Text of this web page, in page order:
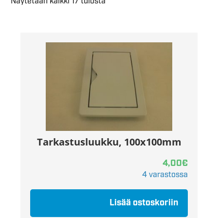
Tarkastusluukku, 100x100mm
4,00€
4 varastossa
Lisää ostoskoriin